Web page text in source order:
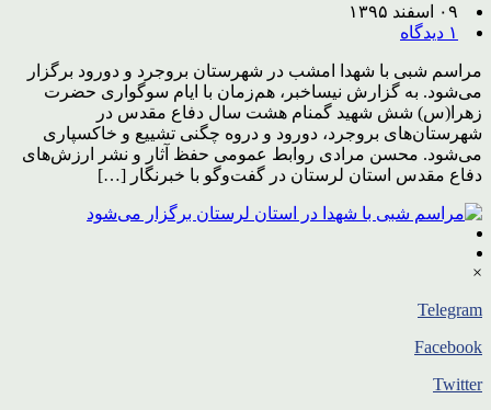
۰۹ اسفند ۱۳۹۵
۱ دیدگاه
مراسم شبی با شهدا امشب در شهرستان بروجرد و دورود برگزار
می‌شود. به گزارش نیساخبر، هم‌زمان با ایام سوگواری حضرت
زهرا(س) شش شهید گمنام هشت سال دفاع مقدس در
شهرستان‌های بروجرد، دورود و دروه چگنی تشییع و خاکسپاری
می‌شود. محسن مرادی روابط عمومی حفظ آثار و نشر ارزش‌های
دفاع مقدس استان لرستان در گفت‌وگو با خبرنگار […]
×
Telegram
Facebook
Twitter